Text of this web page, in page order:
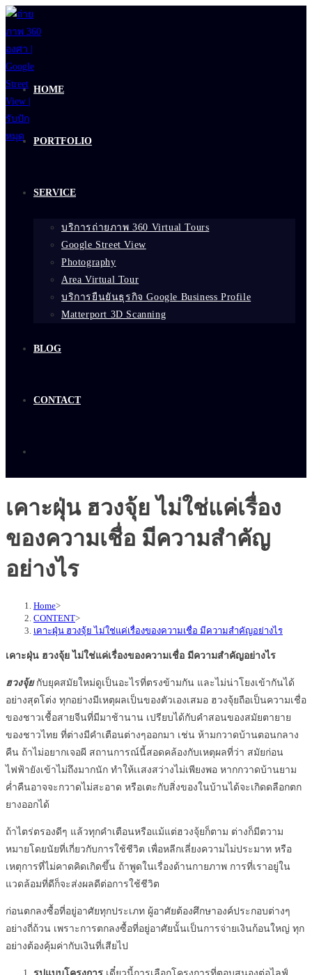
Skip
to
content
HOME
PORTFOLIO
SERVICE
บริการถ่ายภาพ 360 Virtual Tours
Google Street View
Photography
Area Virtual Tour
บริการยืนยันธุรกิจ Google Business Profile
Matterport 3D Scanning
BLOG
CONTACT
เคาะฝุ่น ฮวงจุ้ย ไม่ใช่แค่เรื่อง
ของความเชื่อ มีความสำคัญ
อย่างไร
Home>
CONTENT>
เคาะฝุ่น ฮวงจุ้ย ไม่ใช่แค่เรื่องของความเชื่อ มีความสำคัญอย่างไร
เคาะฝุ่น ฮวงจุ้ย ไม่ใช่แค่เรื่องของความเชื่อ มีความสำคัญอย่างไร
ฮวงจุ้ยกับยุคสมัยใหม่ดูเป็นอะไรที่ตรงข้ามกัน และไม่น่าโยงเข้ากันได้
อย่างสุดโต่ง ทุกอย่างมีเหตุผลเป็นของตัวเองเสมอ ฮวงจุ้ยถือเป็นความเชื่อ
ของชาวเชื้อสายจีนที่มีมาช้านาน เปรียบได้กับคำสอนของสมัยตายาย
ของชาวไทย ที่ต่างมีคำเตือนต่างๆออกมา เช่น ห้ามกวาดบ้านตอนกลาง
คืน ถ้าไม่อยากเจอผี สถานการณ์นี้สอดคล้องกับเหตุผลที่ว่า สมัยก่อน
ไฟฟ้ายังเข้าไม่ถึงมากนัก ทำให้เเสงสว่างไม่เพียงพอ หากกวาดบ้านยาม
ค่ำคืนอาจจะกวาดไม่สะอาด หรือเตะกับสิ่งของในบ้านได้จะเกิดดลือกตก
ยางออกได้
ถ้าไตร่ตรองดีๆ แล้วทุกคำเตือนหรือแม้แต่ฮวงจุ้ยก็ตาม ต่างก็มีตวาม
หมายโดยนัยที่เกี่ยวกับการใช้ชีวิต เพื่อหลีกเลี่ยงความไม่ประมาท หรือ
เหตุการที่ไม่คาดคิดเกิดขึ้น ถ้าพูดในเรื่องด้านกายภาพ การที่เราอยู่ใน
แวดล้อมที่ดีก็จะส่งผลดีต่อการใช้ชีวิต
ก่อนตกลงซื้อที่อยู่อาศัยทุกประเภท ผู้อาศัยต้องศึกษาองค์ประกอบต่างๆ
อย่างถี่ถ้วน เพราะการตกลงซื้อที่อยู่อาศัยนั้นเป็นการจ่ายเงินก้อนใหญ่ ทุก
อย่างต้องคุ้มค่ากับเงินที่เสียไป